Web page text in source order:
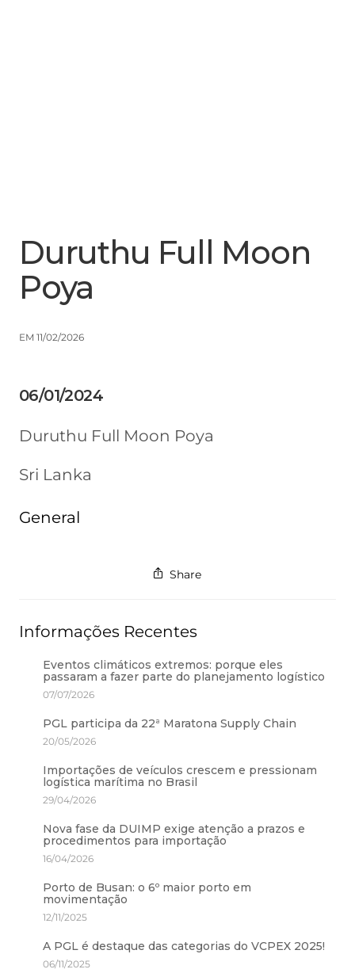
Duruthu Full Moon
Poya
EM 11/02/2026
06/01/2024
Duruthu Full Moon Poya
Sri Lanka
General
Share
Informações Recentes
Eventos climáticos extremos: porque eles
passaram a fazer parte do planejamento logístico
07/07/2026
PGL participa da 22ª Maratona Supply Chain
20/05/2026
Importações de veículos crescem e pressionam
logística marítima no Brasil
29/04/2026
Nova fase da DUIMP exige atenção a prazos e
procedimentos para importação
16/04/2026
Porto de Busan: o 6º maior porto em
movimentação
12/11/2025
A PGL é destaque das categorias do VCPEX 2025!
06/11/2025